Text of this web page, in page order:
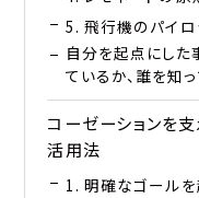
5. 飛行機のパイ
自分を起点にした
ているか、誰を知
コーゼーションを支
活用法
1. 明確なゴール